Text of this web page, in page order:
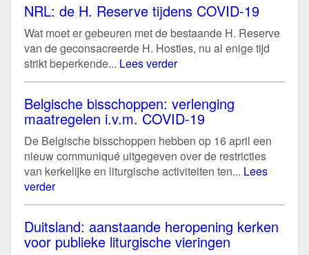
NRL: de H. Reserve tijdens COVID-19
Wat moet er gebeuren met de bestaande H. Reserve
van de geconsacreerde H. Hosties, nu al enige tijd
strikt beperkende... Lees verder
Belgische bisschoppen: verlenging
maatregelen i.v.m. COVID-19
De Belgische bisschoppen hebben op 16 april een
nieuw communiqué uitgegeven over de restricties
van kerkelijke en liturgische activiteiten ten... Lees
verder
Duitsland: aanstaande heropening kerken
voor publieke liturgische vieringen